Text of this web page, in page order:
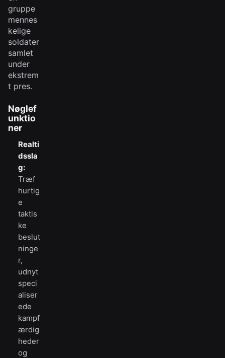
gruppe
mennes
kelige
soldater
samlet
under
ekstrem
t pres.
Nøglef
unktio
ner
Realti
dssla
g:
Træf
hurtig
e
taktis
ke
beslut
ninge
r,
udnyt
speci
aliser
ede
kampf
ærdig
heder
og